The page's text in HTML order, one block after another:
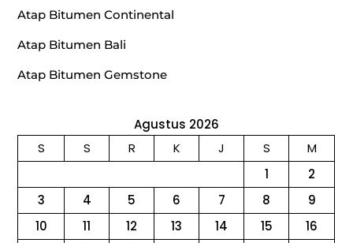
Atap Bitumen Continental
Atap Bitumen Bali
Atap Bitumen Gemstone
Agustus 2026
S
S R K J S
M
1
2
3
4 5 6 7 8
9
10
11 12 13 14 15
16